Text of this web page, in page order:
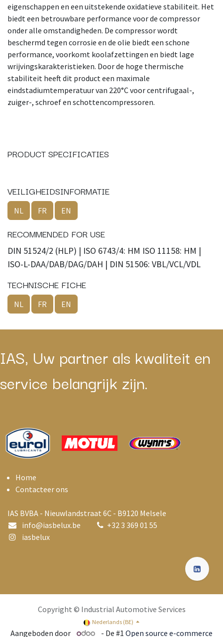
eigenschappen en een uitstekende oxidatieve stabiliteit. Het
biedt een betrouwbare performance voor de compressor
onder alle omstandigheden. De compressor wordt
beschermd tegen corrosie en de olie biedt een schone
performance, voorkomt koolafzettingen en biedt lage
wrijvingskarakteristieken. Door de hoge thermische
stabiliteit heeft dit product een maximale
eindstadiumtemperatuur van 220°C voor centrifugaal-,
zuiger-, schroef en schottencompressoren.
PRODUCT SPECIFICATIES
VEILIGHEIDSINFORMATIE
NL FR EN
RECOMMENDED FOR USE
DIN 51524/2 (HLP) | ISO 6743/4: HM ISO 11158: HM |
ISO-L-DAA/DAB/DAG/DAH | DIN 51506: VBL/VCL/VDL
TECHNISCHE FICHE
NL FR EN
IAS, Uw partner als kwaliteit en
service belangrijk zijn.
Home
Contacteer ons
IAS BVBA - Nieuwlandstraat 6C - B9120 Melsele
info@iasbelux.be +32 3 369 01 55
iasbelux
Copyright © Industrial Automotive Services
Nederlands (BE)
Aangeboden door - De #1 Open source e-commerce